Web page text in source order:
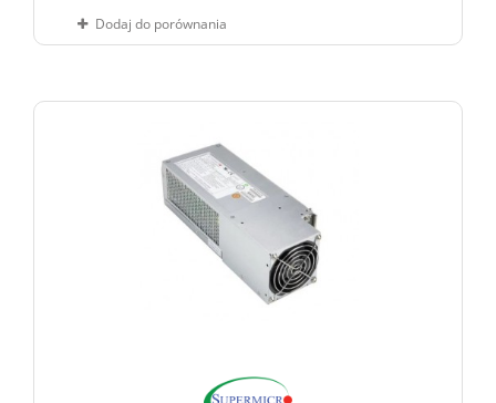
Dodaj do porównania